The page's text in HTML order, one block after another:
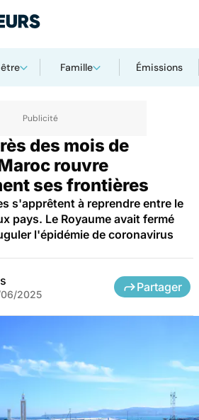
Famille Émissions
infectieuses
des mois de
rouvre
ses frontières
s'apprêtent à reprendre entre le
pays. Le Royaume avait fermé
l'épidémie de coronavirus
2025
Partager